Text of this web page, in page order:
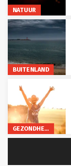
NATUUR
BUITENLAND
GEZONDHEID